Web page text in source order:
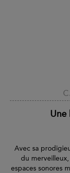
Une
Avec sa
du
espaces sonores